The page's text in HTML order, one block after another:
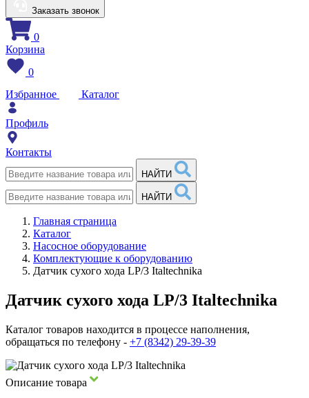
Заказать звонок
0
Корзина
0
Избранное
Каталог
Профиль
Контакты
НАЙТИ
НАЙТИ
Главная страница
Каталог
Насосное оборудование
Комплектующие к оборудованию
Датчик сухого хода LP/3 Italtechnika
Датчик сухого хода LP/3 Italtechnika
Каталог товаров находится в процессе наполнения,
обращаться по телефону - +7 (8342) 29-39-39
Описание товара